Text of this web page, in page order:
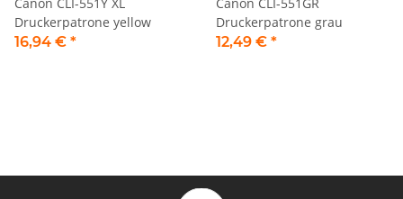
Druckerpatrone yellow
16,94 € *
Druckerpatrone grau
12,49 € *